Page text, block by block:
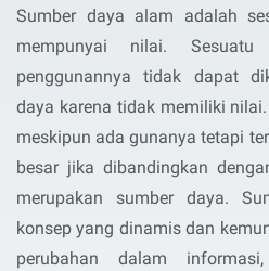
Sumber daya alam adalah
mempunyai nilai.
penggunannya tidak dapat
daya karena tidak memiliki
meskipun ada gunanya tetapi
besar jika dibandingkan
merupakan sumber daya.
konsep yang dinamis dan
perubahan dalam